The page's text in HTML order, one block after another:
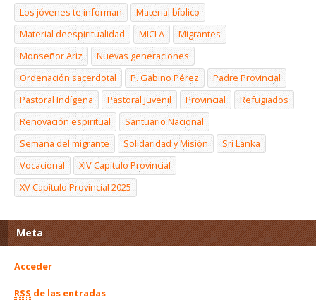
Los jóvenes te informan
Material bíblico
Material deespiritualidad
MICLA
Migrantes
Monseñor Ariz
Nuevas generaciones
Ordenación sacerdotal
P. Gabino Pérez
Padre Provincial
Pastoral Indígena
Pastoral Juvenil Provincial
Refugiados
Renovación espiritual
Santuario Nacional
Semana del migrante
Solidaridad y Misión
Sri Lanka
Vocacional
XIV Capítulo Provincial
XV Capítulo Provincial 2025
Meta
Acceder
RSS de las entradas